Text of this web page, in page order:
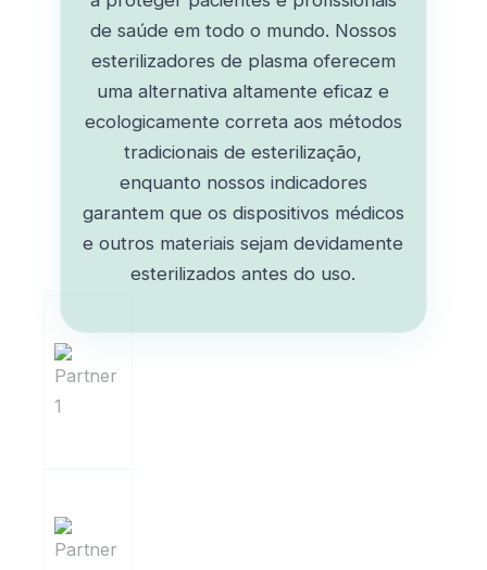
de saúde em todo o mundo. Nossos
esterilizadores de plasma oferecem
uma alternativa altamente eficaz e
ecologicamente correta aos métodos
tradicionais de esterilização,
enquanto nossos indicadores
garantem que os dispositivos médicos
e outros materiais sejam devidamente
esterilizados antes do uso.